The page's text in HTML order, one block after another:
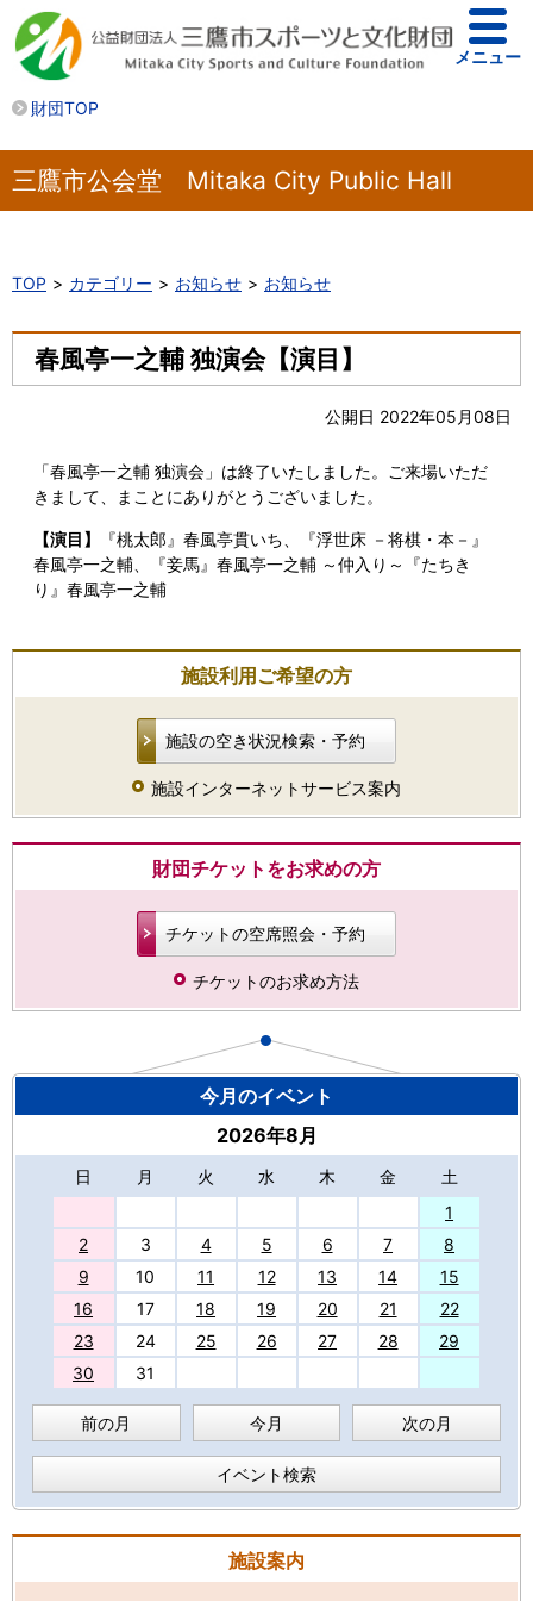
財団TOP
メニュー
三鷹市公会堂 Mitaka City Public Hall
TOP カテゴリー お知らせ お知らせ
春風亭一之輔 独演会【演目】
公開日 2022年05月08日
「春風亭一之輔 独演会」は終了いたしました。ご来場いただ
きまして、まことにありがとうございました。
【演目】
『桃太郎』春風亭貫いち、『浮世床 －将棋・本－』
春風亭一之輔、『妾馬』春風亭一之輔 ～仲入り～『たちき
り』春風亭一之輔
施設利用ご希望の方
施設の空き状況検索・予約
施設インターネットサービス案内
財団チケットをお求めの方
チケットの空席照会・予約
チケットのお求め方法
今月のイベント
2026年8月
日 月 火 水 木 金
土
1
2
3 4 5 6 7
8
9
10 11 12 13 14
15
16
17 18 19 20 21
22
23
24 25 26 27 28
29
30
31
前の月 今月 次の月
イベント検索
施設案内